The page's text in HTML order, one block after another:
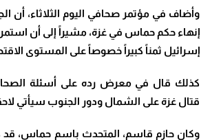
وأضاف في مؤتمر صحافي اليوم الثلاثاء، أن
إنهاء حكم حماس في غزة، مشيراً إلى أن
إسرائيل ثمناً كبيراً خصوصاً على المستوى
كذلك قال في معرض رده على أسئلة
قتال غزة على الشمال ودور الجنوب سيأتي
وكان حازم قاسم، المتحدث باسم حماس،